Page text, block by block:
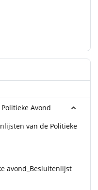
Avond
van de Politieke
avond_Besluitenlijst